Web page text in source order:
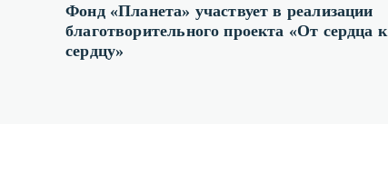
Фонд «Планета» участвует в реализации
благотворительного проекта «От сердца к
сердцу»